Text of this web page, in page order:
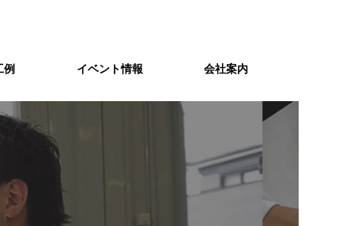
Ｃ値１以下の「スキマ」の無い
高気密住宅が家族の健康と暖かい
例 イベント情報 会社案内
スタッフ紹介
個性豊かなスタッフたちがお客様の
住まいづくりをサポートします。